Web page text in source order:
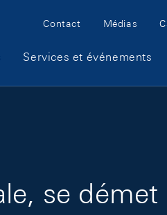
Meta Navigation
Contact Médias
Services et événements
se démet